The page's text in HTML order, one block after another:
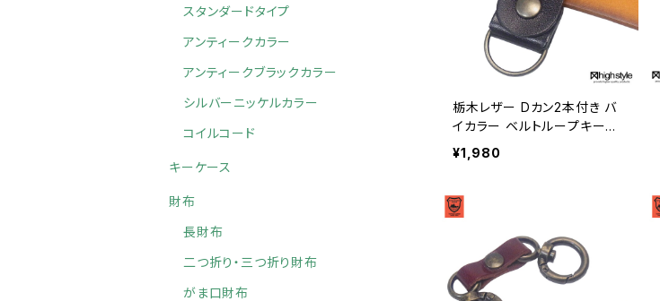
栃木レザー Dカン2本付き バ
イカラー ベルトループキーホ
ルダー highstyle ハイスタイ
ル hs-kit-1041xbk
¥1,980
スタンダードタイプ
アンティークカラー
アンティークブラックカラー
シルバーニッケルカラー
コイルコード
キーケース
財布
長財布
二つ折り・三つ折り財布
がま口財布